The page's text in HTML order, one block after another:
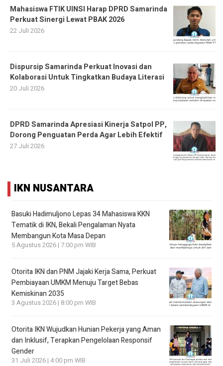
Mahasiswa FTIK UINSI Harap DPRD Samarinda
Perkuat Sinergi Lewat PBAK 2026
22 Juli 2026
Dispursip Samarinda Perkuat Inovasi dan
Kolaborasi Untuk Tingkatkan Budaya Literasi
20 Juli 2026
DPRD Samarinda Apresiasi Kinerja Satpol PP,
Dorong Penguatan Perda Agar Lebih Efektif
27 Juli 2026
IKN NUSANTARA
Basuki Hadimuljono Lepas 34 Mahasiswa KKN
Tematik di IKN, Bekali Pengalaman Nyata
Membangun Kota Masa Depan
5 Agustus 2026 | 7:00 pm WIB
Otorita IKN dan PNM Jajaki Kerja Sama, Perkuat
Pembiayaan UMKM Menuju Target Bebas
Kemiskinan 2035
3 Agustus 2026 | 8:00 pm WIB
Otorita IKN Wujudkan Hunian Pekerja yang Aman
dan Inklusif, Terapkan Pengelolaan Responsif
Gender
31 Juli 2026 | 4:00 pm WIB